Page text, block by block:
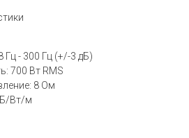
Гц - 300 Гц (+/-3 дБ)
700 Вт RMS
8 Ом
Вт/м